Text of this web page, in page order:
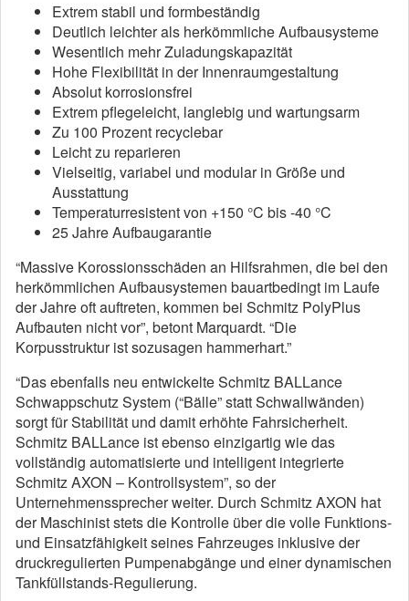
Extrem stabil und formbeständig
Deutlich leichter als herkömmliche Aufbausysteme
Wesentlich mehr Zuladungskapazität
Hohe Flexibilität in der Innenraumgestaltung
Absolut korrosionsfrei
Extrem pflegeleicht, langlebig und wartungsarm
Zu 100 Prozent recyclebar
Leicht zu reparieren
Vielseitig, variabel und modular in Größe und
Ausstattung
Temperaturresistent von +150 °C bis -40 °C
25 Jahre Aufbaugarantie
“Massive Korossionsschäden an Hilfsrahmen, die bei den
herkömmlichen Aufbausystemen bauartbedingt im Laufe
der Jahre oft auftreten, kommen bei Schmitz PolyPlus
Aufbauten nicht vor”, betont Marquardt. “Die
Korpusstruktur ist sozusagen hammerhart.”
“Das ebenfalls neu entwickelte Schmitz BALLance
Schwappschutz System (“Bälle” statt Schwallwänden)
sorgt für Stabilität und damit erhöhte Fahrsicherheit.
Schmitz BALLance ist ebenso einzigartig wie das
vollständig automatisierte und intelligent integrierte
Schmitz AXON – Kontrollsystem”, so der
Unternehmenssprecher weiter. Durch Schmitz AXON hat
der Maschinist stets die Kontrolle über die volle Funktions-
und Einsatzfähigkeit seines Fahrzeuges inklusive der
druckregulierten Pumpenabgänge und einer dynamischen
Tankfüllstands-Regulierung.